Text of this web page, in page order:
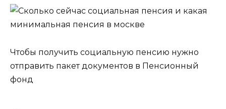
Чтобы получить социальную пенсию нужно
отправить пакет документов в Пенсионный
фонд